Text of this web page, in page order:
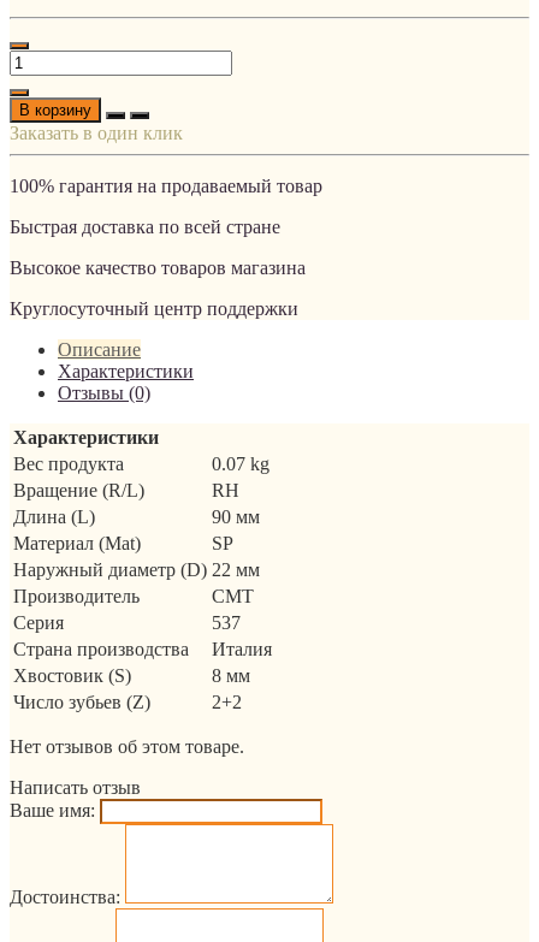
В корзину
Заказать в один клик
100% гарантия на продаваемый товар
Быстрая доставка по всей стране
Высокое качество товаров магазина
Круглосуточный центр поддержки
Описание
Характеристики
Отзывы (0)
Характеристики
Вес продукта
0.07 kg
Вращение (R/L)
RH
Длина (L)
90 мм
Материал (Mat)
SP
Наружный диаметр (D) 22 мм
Производитель
CMT
Серия
537
Страна производства
Италия
Хвостовик (S)
8 мм
Число зубьев (Z)
2+2
Нет отзывов об этом товаре.
Написать отзыв
Ваше имя:
Достоинства: